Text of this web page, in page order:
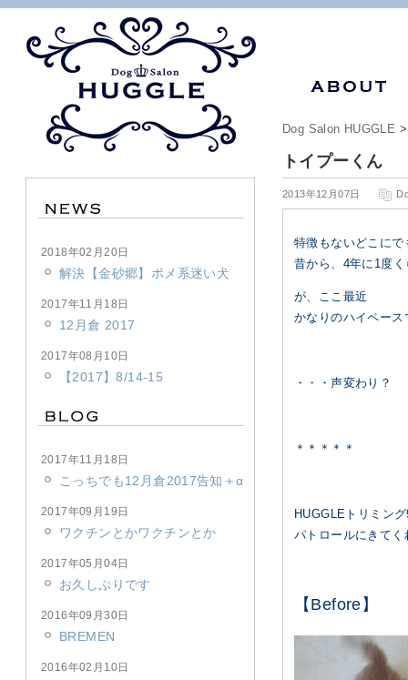
Dog Salon HUGGLE
トイプーくん
2013年12月07日
特徴もないどこに
昔から、4年に1度
が、ここ最近
かなりのハイペー
・・・声変わり？
＊＊＊＊＊
HUGGLEトリミン
パトロールにきて
【Before】
2018年02月20日
解決【金砂郷】ポメ系迷い犬
2017年11月18日
12月倉 2017
2017年08月10日
【2017】8/14-15
2017年11月18日
こっちでも12月倉2017告知＋α
2017年09月19日
ワクチンとかワクチンとか
2017年05月04日
お久しぶりです
2016年09月30日
BREMEN
2016年02月10日